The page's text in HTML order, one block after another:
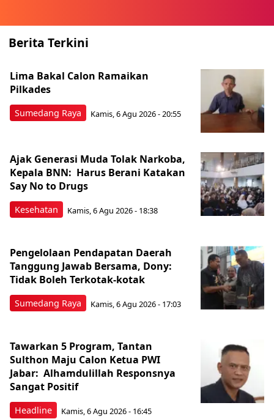
Berita Terkini
Sumedang Raya
Lima Bakal Calon Ramaikan
Pilkades
Kamis, 6 Agu 2026 - 20:55
Kesehatan
Ajak Generasi Muda Tolak Narkoba,
Kepala BNN: Harus Berani Katakan
Say No to Drugs
Kamis, 6 Agu 2026 - 18:38
Sumedang Raya
Pengelolaan Pendapatan Daerah
Tanggung Jawab Bersama, Dony:
Tidak Boleh Terkotak-kotak
Kamis, 6 Agu 2026 - 17:03
Headline
Tawarkan 5 Program, Tantan
Sulthon Maju Calon Ketua PWI
Jabar: Alhamdulillah Responsnya
Sangat Positif
Kamis, 6 Agu 2026 - 16:45